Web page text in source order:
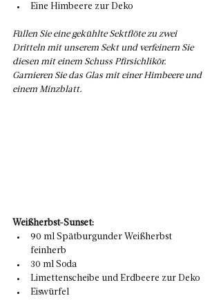
Eine Himbeere zur Deko
Füllen Sie eine gekühlte Sektflöte zu zwei
Dritteln mit unserem Sekt und verfeinern Sie
diesen mit einem Schuss Pfirsichlikör.
Garnieren Sie das Glas mit einer Himbeere und
einem Minzblatt.
Weißherbst-Sunset:
90 ml Spätburgunder Weißherbst
feinherb
30 ml Soda
Limettenscheibe und Erdbeere zur Deko
Eiswürfel